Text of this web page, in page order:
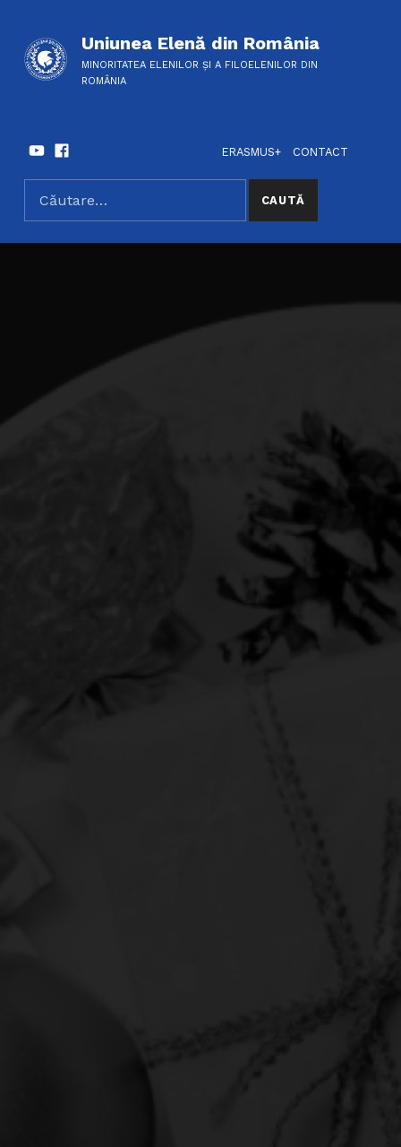
Uniunea Elenă din România
MINORITATEA ELENILOR ȘI A FILOELENILOR DIN
ROMÂNIA
SOCIAL LINKS
YoutubeFacebook
ERASMUS+
CONTACT
SEARCH THE SITE
Caută după: